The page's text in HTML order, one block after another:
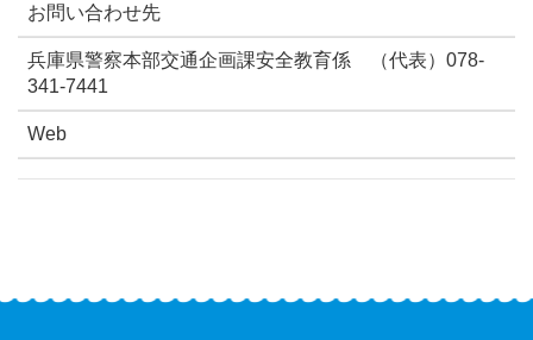
お問い合わせ先
兵庫県警察本部交通企画課安全教育係 （代表）078-
341-7441
Web